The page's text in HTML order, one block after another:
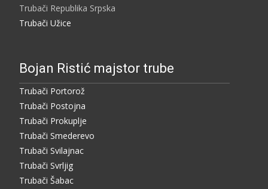
Trubači Republika Srpska
Trubači Užice
Bojan Ristić majstor trube
Trubači Portorož
Trubači Postojna
Trubači Prokuplje
Trubači Smederevo
Trubači Svilajnac
Trubači Svrljig
Trubači Šabac